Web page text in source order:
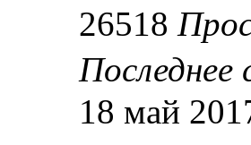
26518
18 май